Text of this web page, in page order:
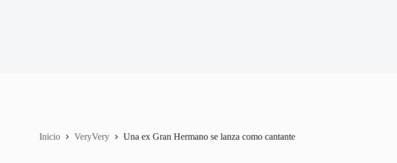
Inicio VeryVery Una ex Gran Hermano se lanza como cantante